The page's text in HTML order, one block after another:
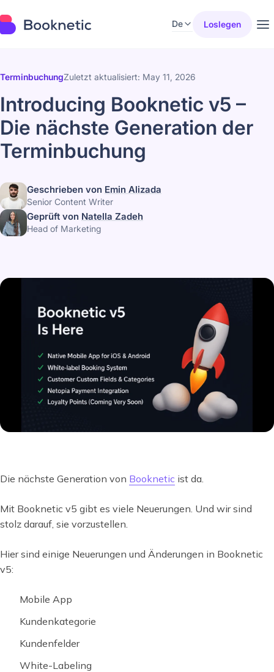
De Loslegen
TerminbuchungZuletzt aktualisiert: May 11, 2026
Introducing Booknetic v5 –
Die nächste Generation der
Terminbuchung
Geschrieben von Emin Alizada
Senior Content Writer
Geprüft von Natella Zadeh
Head of Marketing
Die nächste Generation von Booknetic ist da.
Mit Booknetic v5 gibt es viele Neuerungen. Und wir sind
stolz darauf, sie vorzustellen.
Hier sind einige Neuerungen und Änderungen in Booknetic
v5:
Mobile App
Kundenkategorie
Kundenfelder
White-Labeling